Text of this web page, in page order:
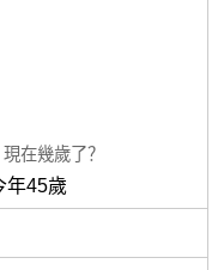
在幾歲了？
年45歲